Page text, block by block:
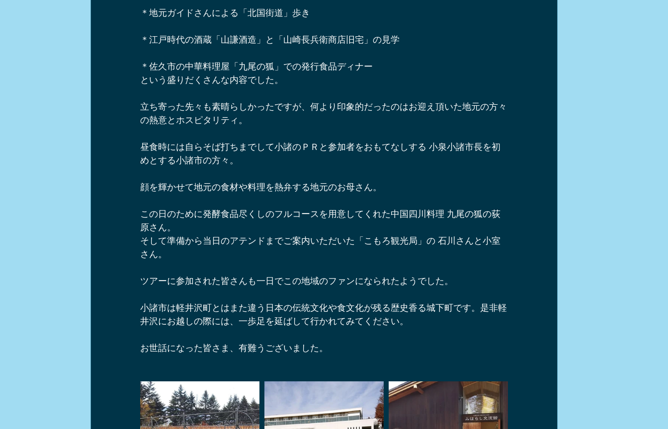
＊地元ガイドさんによる「北国街道」歩き
＊江戸時代の酒蔵「山謙酒造」と「山崎長兵衛商店旧宅」の見学
＊佐久市の中華料理屋「九尾の狐」での発行食品ディナー
という盛りだくさんな内容でした。
立ち寄った先々も素晴らしかったですが、何より印象的だったのはお迎え頂いた地元の方々
の熱意とホスピタリティ。
昼食時には自らそば打ちまでして小諸のＰＲと参加者をおもてなしする 小泉小諸市長を初
めとする小諸市の方々。
顔を輝かせて地元の食材や料理を熱弁する地元のお母さん。
この日のために発酵食品尽くしのフルコースを用意してくれた中国四川料理 九尾の狐の荻
原さん。
そして準備から当日のアテンドまでご案内いただいた「こもろ観光局」の 石川さんと小室
さん。
ツアーに参加された皆さんも一日でこの地域のファンになられたようでした。
小諸市は軽井沢町とはまた違う日本の伝統文化や食文化が残る歴史香る城下町です。是非軽
井沢にお越しの際には、一歩足を延ばして行かれてみてください。
お世話になった皆さま、有難うございました。